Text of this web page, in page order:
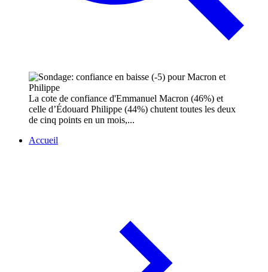
La cote de confiance d'Emmanuel Macron (46%) et
celle d’Édouard Philippe (44%) chutent toutes les deux
de cinq points en un mois,...
Accueil